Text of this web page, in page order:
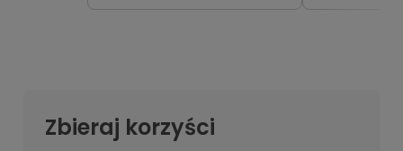
Zbieraj korzyści